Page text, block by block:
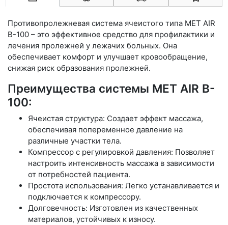
Противопролежневая система ячеистого типа MET AIR
B-100 – это эффективное средство для профилактики и
лечения пролежней у лежачих больных. Она
обеспечивает комфорт и улучшает кровообращение,
снижая риск образования пролежней.
Преимущества системы MET AIR B-
100:
Ячеистая структура: Создает эффект массажа,
обеспечивая попеременное давление на
различные участки тела.
Компрессор с регулировкой давления: Позволяет
настроить интенсивность массажа в зависимости
от потребностей пациента.
Простота использования: Легко устанавливается и
подключается к компрессору.
Долговечность: Изготовлен из качественных
материалов, устойчивых к износу.